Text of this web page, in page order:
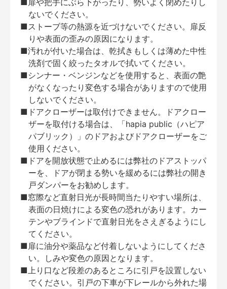
■扉や把手にぶら下がったり、勢いよく閉めたりし
ないでください。
■ストーブ等の熱源を近づけないでください。扉反
りや表面の歪みの原因になります。
■汚れが付いた場合は、乾拭きもしくは薄めた中性
洗剤で固く絞ったタオルで拭いてください。
■シンナー・ベンジンなどを使用すると、表面の艶
がなくなったり変色する場合がありますので使用
しないでください。
■ドアクローザーは取付けできません。ドアクロー
ザーを取付ける場合は、「hapia public（ハピア
パブリック）」のドアおよびドアクローザーをご
使用ください。
■ドアを開放状態で止めるには弊社のドアストッパ
ーを、ドアが閉まる勢いを緩めるには弊社の開き
戸ダンパーをお勧めします。
■窓際など直射日光が長時間当たりやすい場所は、
表面の日焼けによる変色の恐れがあります。カー
テンやブラインドで直射日光をさえぎるようにし
てください。
■扉に油分や薬品など付着しないようにしてくださ
い。しみや変色の原因となります。
■上り口など段差のあるところに引戸を設置しない
でください。引戸の下車が下レールから外れた場